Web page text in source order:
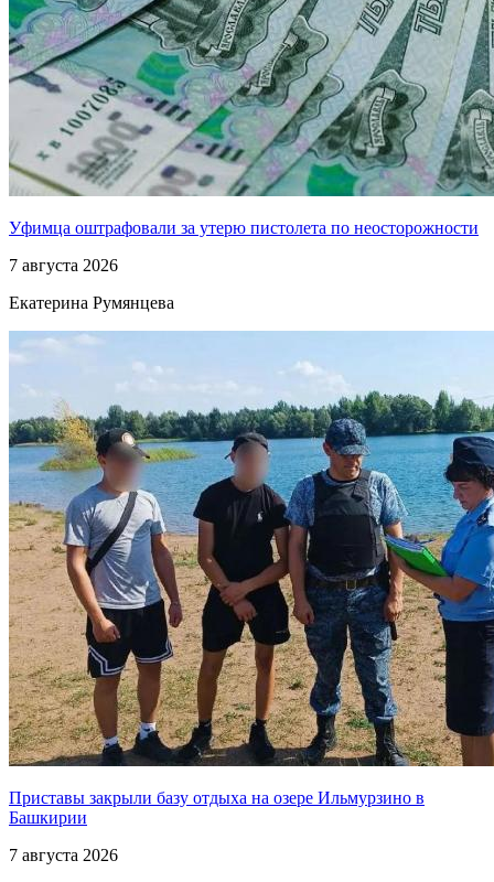
Уфимца оштрафовали за утерю пистолета по неосторожности
7 августа 2026
Екатерина Румянцева
Приставы закрыли базу отдыха на озере Ильмурзино в
Башкирии
7 августа 2026